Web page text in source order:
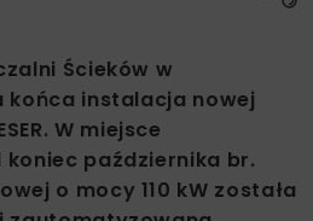
Ścieków w
końca instalacja nowej
W miejsce
października br.
o mocy 110 kW została